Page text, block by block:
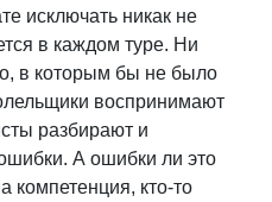
исключать никак не
в каждом туре. Ни
в которым бы не было
воспринимают
разбирают и
А ошибки ли это
компетенция, кто-то